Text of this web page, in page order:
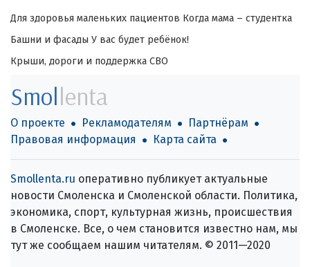
Для здоровья маленьких пациентов Когда мама – студентка
Башни и фасады У вас будет ребёнок!
Крыши, дороги и поддержка СВО
Smollenta
О проекте Рекламодателям
Партнёрам
Правовая информация
Карта сайта
Smollenta.ru оперативно публикует актуальные
новости Смоленска и Смоленской области. Политика,
экономика, спорт, культурная жизнь, происшествия
в Смоленске. Все, о чем становится известно нам, мы
тут же сообщаем нашим читателям. © 2011—2020